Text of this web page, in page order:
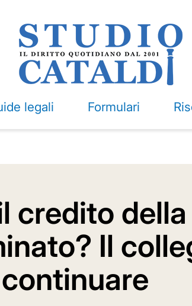
legali Formulari
credito
Il